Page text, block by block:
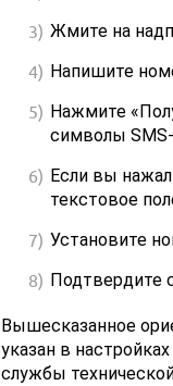
Жмите на
Напишите
Нажмите
символы
Если вы
текстовое
Установите
Подтвердите
Вышесказанное
указан в
службы